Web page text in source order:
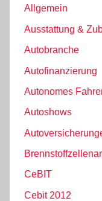
Allgemein
Ausstattung &
Autobranche
Autofinanzierung
Autonomes
Autoshows
CeBIT
Cebit 2012